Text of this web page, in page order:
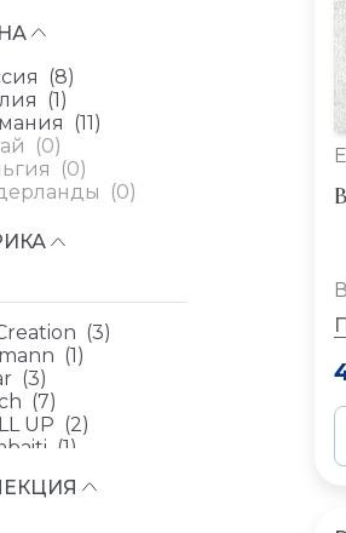
(8)
(1)
(11)
(0)
(0)
(0)
Creation (3)
(1 )
(3)
(7)
UP (2)
(1)
(0)